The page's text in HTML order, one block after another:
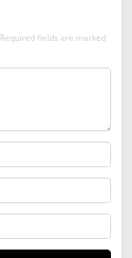
Required fields are marked